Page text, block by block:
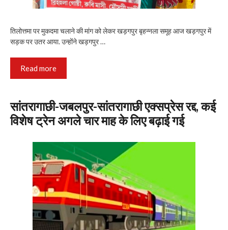
तिलोत्तमा पर मुकदमा चलाने की मांग को लेकर खड़गपुर बृहन्नला समूह आज खड़गपुर में
सड़क पर उतर आया. उन्होंने खड़गपुर …
Read more
सांतरागाछी-जबलपुर-सांतरागाछी एक्सप्रेस रद्द, कई
विशेष ट्रेन अगले चार माह के लिए बढ़ाई गई